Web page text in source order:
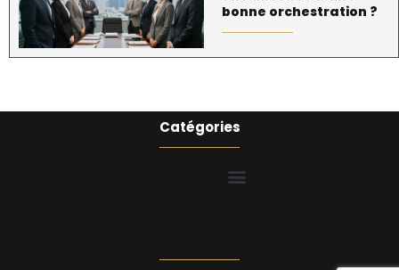
bonne orchestration ?
Catégories